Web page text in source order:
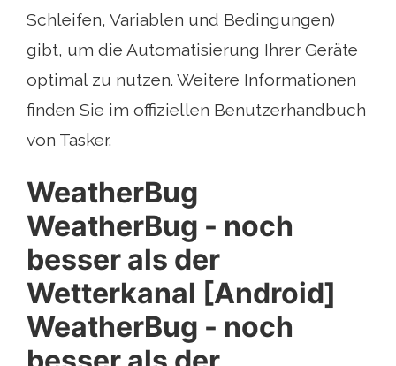
Schleifen, Variablen und Bedingungen)
gibt, um die Automatisierung Ihrer Geräte
optimal zu nutzen. Weitere Informationen
finden Sie im offiziellen Benutzerhandbuch
von Tasker.
WeatherBug
WeatherBug - noch
besser als der
Wetterkanal [Android]
WeatherBug - noch